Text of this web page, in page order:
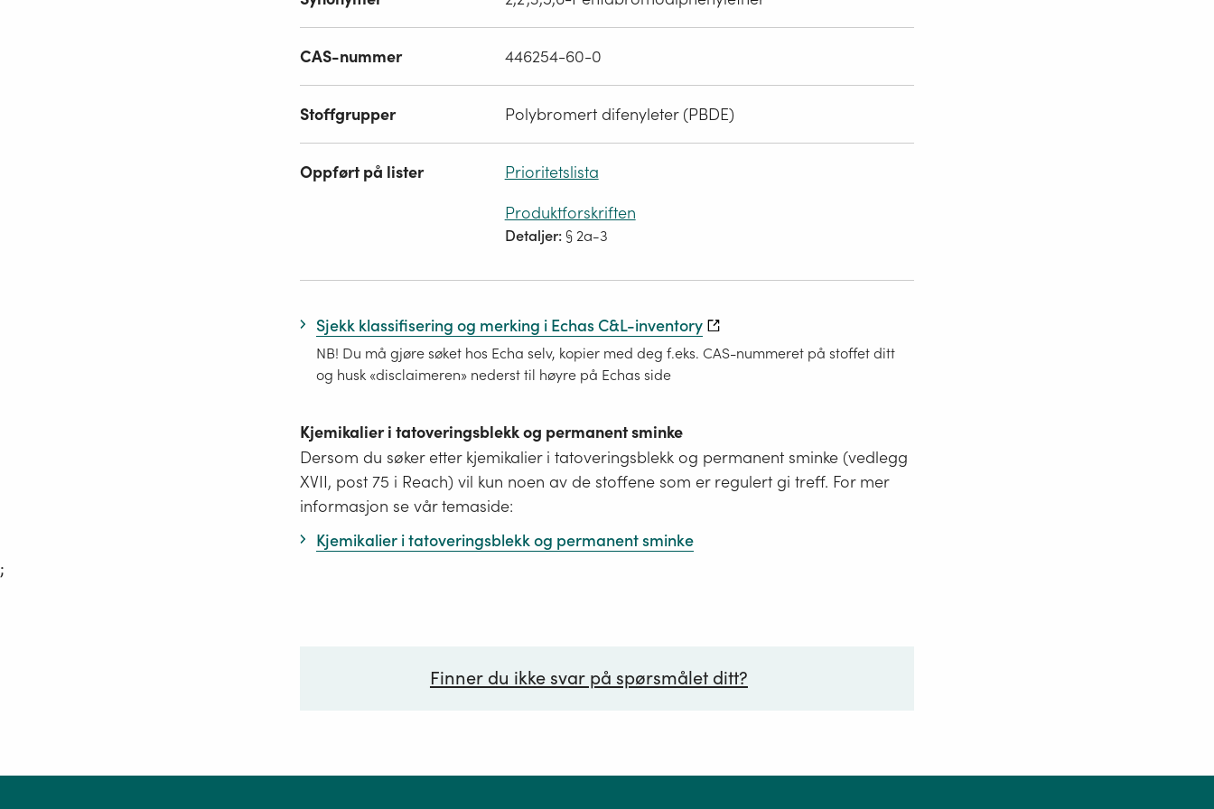
CAS-nummer 446254-60-0
Stoffgrupper Polybromert difenyleter (PBDE)
Oppført på lister
Prioritetslista
Produktforskriften
Detaljer: § 2a-3
Sjekk klassifisering og merking i Echas C&L-inventory
NB! Du må gjøre søket hos Echa selv, kopier med deg f.eks. CAS-nummeret på stoffet ditt
og husk «disclaimeren» nederst til høyre på Echas side
Kjemikalier i tatoveringsblekk og permanent sminke
Dersom du søker etter kjemikalier i tatoveringsblekk og permanent sminke (vedlegg
XVII, post 75 i Reach) vil kun noen av de stoffene som er regulert gi treff. For mer
informasjon se vår temaside:
Kjemikalier i tatoveringsblekk og permanent sminke
;
Finner du ikke svar på spørsmålet ditt?